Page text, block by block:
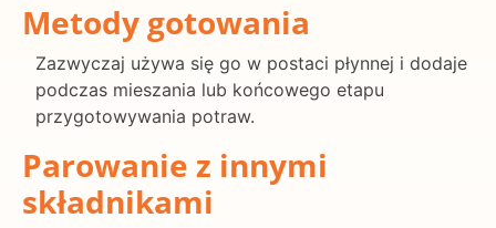
Metody gotowania
Zazwyczaj używa się go w postaci płynnej i dodaje
podczas mieszania lub końcowego etapu
przygotowywania potraw.
Parowanie z innymi
składnikami